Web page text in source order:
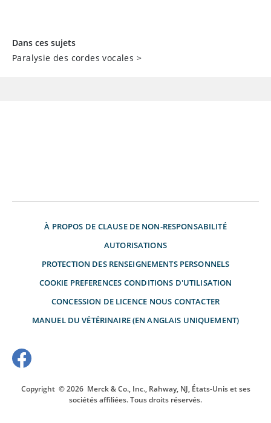
Dans ces sujets
Paralysie des cordes vocales >
À PROPOS DE CLAUSE DE NON-RESPONSABILITÉ
AUTORISATIONS
PROTECTION DES RENSEIGNEMENTS PERSONNELS
COOKIE PREFERENCES CONDITIONS D'UTILISATION
CONCESSION DE LICENCE NOUS CONTACTER
MANUEL DU VÉTÉRINAIRE (EN ANGLAIS UNIQUEMENT)
Copyright © 2026 Merck & Co., Inc., Rahway, NJ, États-Unis et ses
sociétés affiliées. Tous droits réservés.